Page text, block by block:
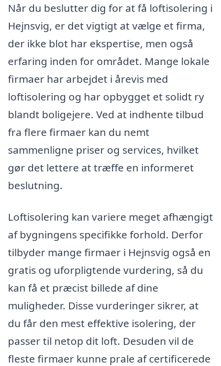
Når du beslutter dig for at få loftisolering i
Hejnsvig, er det vigtigt at vælge et firma,
der ikke blot har ekspertise, men også
erfaring inden for området. Mange lokale
firmaer har arbejdet i årevis med
loftisolering og har opbygget et solidt ry
blandt boligejere. Ved at indhente tilbud
fra flere firmaer kan du nemt
sammenligne priser og services, hvilket
gør det lettere at træffe en informeret
beslutning.
Loftisolering kan variere meget afhængigt
af bygningens specifikke forhold. Derfor
tilbyder mange firmaer i Hejnsvig også en
gratis og uforpligtende vurdering, så du
kan få et præcist billede af dine
muligheder. Disse vurderinger sikrer, at
du får den mest effektive isolering, der
passer til netop dit loft. Desuden vil de
fleste firmaer kunne prale af certificerede